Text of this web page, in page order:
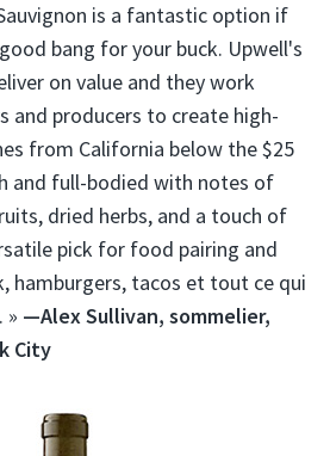
is a fantastic option if
bang for your buck. Upwell's
on value and they work
and producers to create high-
from California below the $25
and full-bodied with notes of
dried herbs, and a touch of
pick for food pairing and
hamburgers, tacos et tout ce qui
» —Alex Sullivan, sommelier,
City